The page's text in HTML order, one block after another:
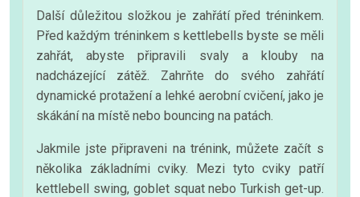
Další důležitou složkou je zahřátí před tréninkem.
Před každým tréninkem s kettlebells byste se měli
zahřát, abyste připravili svaly a klouby na
nadcházející zátěž. Zahrňte do svého zahřátí
dynamické protažení a lehké aerobní cvičení, jako je
skákání na místě nebo bouncing na patách.
Jakmile jste připraveni na trénink, můžete začít s
několika základními cviky. Mezi tyto cviky patří
kettlebell swing, goblet squat nebo Turkish get-up.